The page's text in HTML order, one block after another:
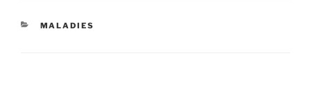
CATÉGORIES
MALADIES